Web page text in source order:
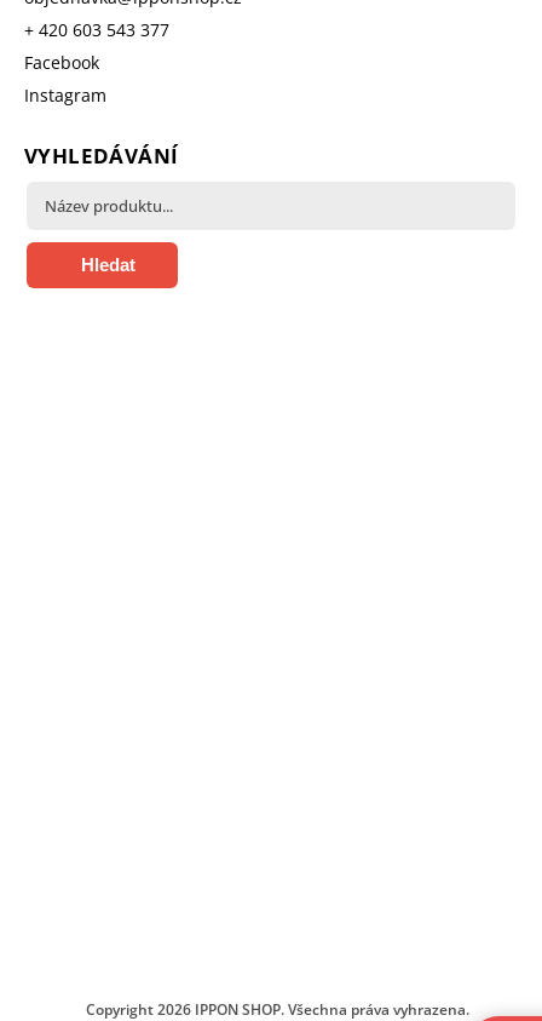
+ 420 603 543 377
Facebook
Instagram
VYHLEDÁVÁNÍ
Hledat
Copyright 2026 IPPON SHOP. Všechna práva vyhrazena.